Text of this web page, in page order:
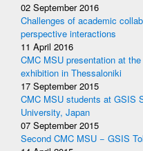
02 September 2016
Challenges of academic
perspective interactions
11 April 2016
CMC MSU presentation at
exhibition in Thessaloniki
17 September 2015
CMC MSU students at GSIS
University, Japan
07 September 2015
Second CMC MSU − GSIS